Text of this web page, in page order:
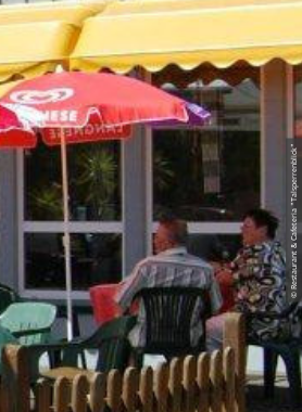
© Restaurant & Cafeteria "Talsperrenblick"